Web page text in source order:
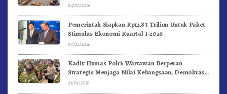
04/02/2026
Pemerintah Siapkan Rp12,83 Triliun Untuk Paket
Stimulus Ekonomi Kuartal I-2026
03/02/2026
Kadiv Humas Polri: Wartawan Berperan
Strategis Menjaga Nilai Kebangsaan, Demokrasi,
dan NKRI
31/01/2026